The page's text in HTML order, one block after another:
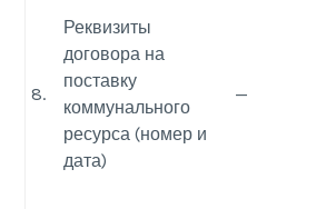
8.
Реквизиты
договора на
поставку
коммунального
ресурса (номер и
дата)
—